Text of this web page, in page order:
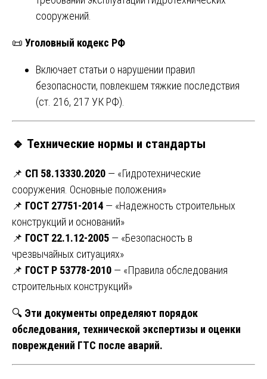
сооружений.
📜 Уголовный кодекс РФ
Включает статьи о нарушении правил
безопасности, повлекшем тяжкие последствия
(ст. 216, 217 УК РФ).
🔹 Технические нормы и стандарты
📌 СП 58.13330.2020 — «Гидротехнические
сооружения. Основные положения»
📌 ГОСТ 27751-2014 — «Надежность строительных
конструкций и оснований»
📌 ГОСТ 22.1.12-2005 — «Безопасность в
чрезвычайных ситуациях»
📌 ГОСТ Р 53778-2010 — «Правила обследования
строительных конструкций»
🔍 Эти документы определяют порядок
обследования, технической экспертизы и оценки
повреждений ГТС после аварий.